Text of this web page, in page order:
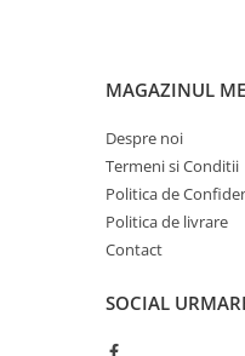
MAGAZINUL
Despre noi
Termeni si Conditii
Politica de
Politica de livrare
Contact
SOCIAL